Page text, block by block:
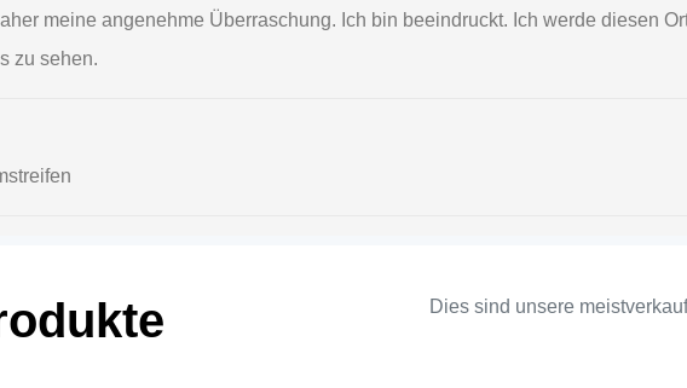
meine angenehme Überraschung. Ich bin beeindruckt. Ich werde diesen
zu sehen.
Dies sind unsere